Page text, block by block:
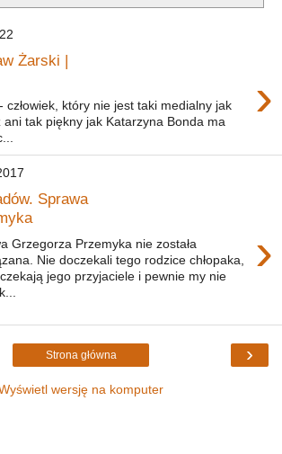
Żarski |
›
człowiek, który nie jest taki medialny jak
tak piękny jak Katarzyna Bonda ma
Sprawa
›
Grzegorza Przemyka nie została
Nie doczekali tego rodzice chłopaka,
jego przyjaciele i pewnie my nie
›
Strona główna
wersję na komputer